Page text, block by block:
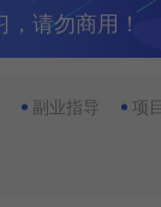
，请勿商用！
副业指导 项